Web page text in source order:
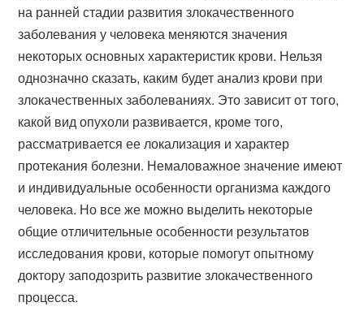
на ранней стадии развития злокачественного
заболевания у человека меняются значения
некоторых основных характеристик крови. Нельзя
однозначно сказать, каким будет анализ крови при
злокачественных заболеваниях. Это зависит от того,
какой вид опухоли развивается, кроме того,
рассматривается ее локализация и характер
протекания болезни. Немаловажное значение имеют
и индивидуальные особенности организма каждого
человека. Но все же можно выделить некоторые
общие отличительные особенности результатов
исследования крови, которые помогут опытному
доктору заподозрить развитие злокачественного
процесса.